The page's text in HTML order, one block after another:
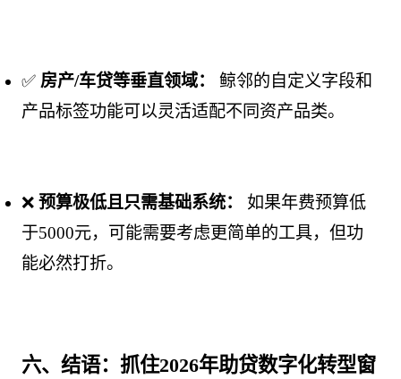
✅ 房产/车贷等垂直领域：
鲸邻的自定义字段和
产品标签功能可以灵活适配不同资产品类。
❌ 预算极低且只需基础系统：
如果年费预算低
于5000元，可能需要考虑更简单的工具，但功
能必然打折。
六、结语：抓住2026年助贷数字化转型窗